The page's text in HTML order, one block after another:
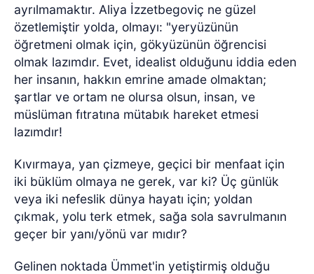
ayrılmamaktır. Aliya İzzetbegoviç ne güzel
özetlemiştir yolda, olmayı: "yeryüzünün
öğretmeni olmak için, gökyüzünün öğrencisi
olmak lazımdır. Evet, idealist olduğunu iddia eden
her insanın, hakkın emrine amade olmaktan;
şartlar ve ortam ne olursa olsun, insan, ve
müslüman fıtratına mütabık hareket etmesi
lazımdır!
Kıvırmaya, yan çizmeye, geçici bir menfaat için
iki büklüm olmaya ne gerek, var ki? Üç günlük
veya iki nefeslik dünya hayatı için; yoldan
çıkmak, yolu terk etmek, sağa sola savrulmanın
geçer bir yanı/yönü var mıdır?
Gelinen noktada Ümmet'in yetiştirmiş olduğu